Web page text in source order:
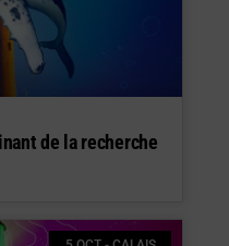
de la recherche